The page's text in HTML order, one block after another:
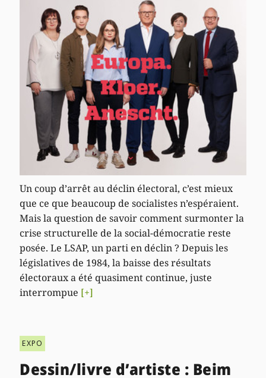
Un coup d’arrêt au déclin électoral, c’est mieux
que ce que beaucoup de socialistes n’espéraient.
Mais la question de savoir comment surmonter la
crise structurelle de la social-démocratie reste
posée. Le LSAP, un parti en déclin ? Depuis les
législatives de 1984, la baisse des résultats
électoraux a été quasiment continue, juste
interrompue [+]
EXPO
Dessin/livre d’artiste : Beim